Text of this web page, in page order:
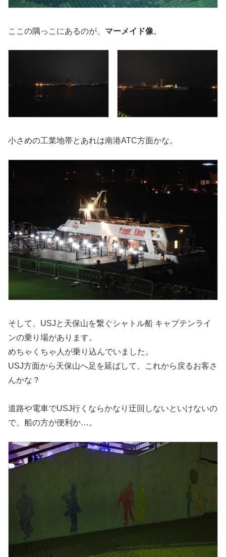
ここの隅っこにあるのが、 マーメイド像。
小さめの工業地帯とあれは南港ATC方面かな。
そして、USJと天保山を繋ぐシャトル船 キャプテンライ
ンの乗り場があります。
めちゃくちゃ人が乗り込んでいました。
USJ方面から天保山へ足を延ばして、これから戻るお客さ
んかな？
道路や電車でUSJ行くならかなり迂回しないといけないの
で、船の方が便利か…。